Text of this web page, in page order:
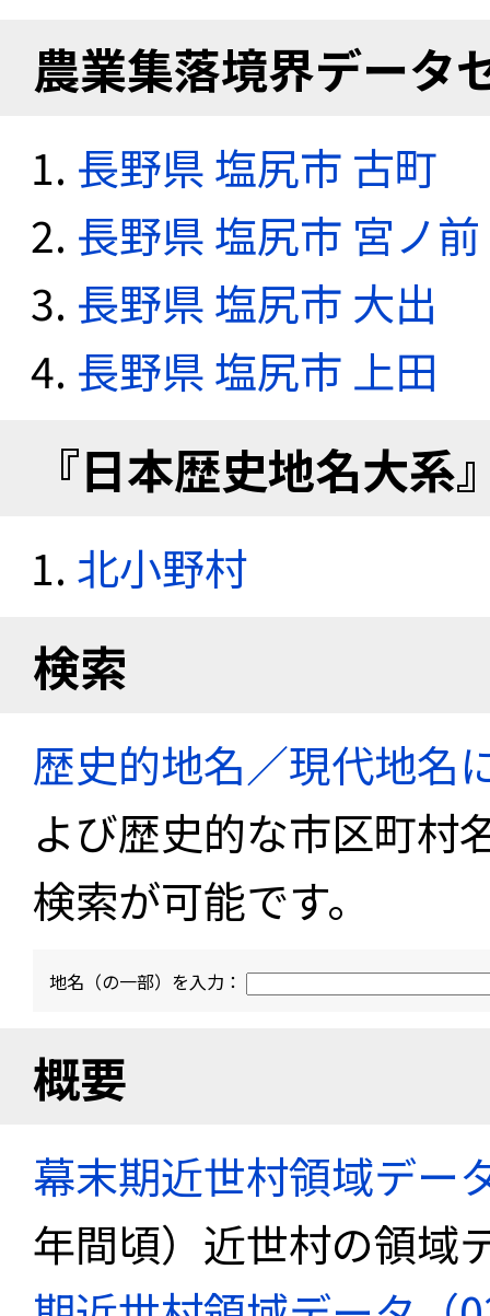
農業集落境界データ
長野県 塩尻市 古町
長野県 塩尻市 宮ノ前
長野県 塩尻市 大出
長野県 塩尻市 上田
『日本歴史地名大
北小野村
検索
歴史的地名／現代地名
よび歴史的な市区町村
検索が可能です。
地名（の一部）を入力：
概要
幕末期近世村領域デー
年間頃）近世村の領域